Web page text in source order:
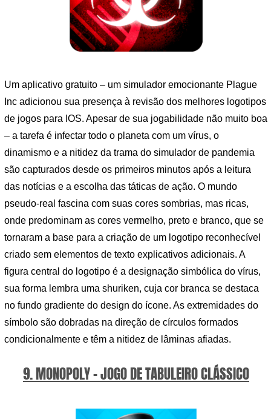
Um aplicativo gratuito – um simulador emocionante Plague
Inc adicionou sua presença à revisão dos melhores logotipos
de jogos para IOS. Apesar de sua jogabilidade não muito boa
– a tarefa é infectar todo o planeta com um vírus, o
dinamismo e a nitidez da trama do simulador de pandemia
são capturados desde os primeiros minutos após a leitura
das notícias e a escolha das táticas de ação. O mundo
pseudo-real fascina com suas cores sombrias, mas ricas,
onde predominam as cores vermelho, preto e branco, que se
tornaram a base para a criação de um logotipo reconhecível
criado sem elementos de texto explicativos adicionais. A
figura central do logotipo é a designação simbólica do vírus,
sua forma lembra uma shuriken, cuja cor branca se destaca
no fundo gradiente do design do ícone. As extremidades do
símbolo são dobradas na direção de círculos formados
condicionalmente e têm a nitidez de lâminas afiadas.
9. MONOPOLY – JOGO DE TABULEIRO CLÁSSICO